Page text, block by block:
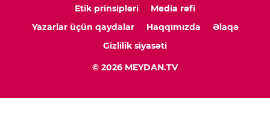
Etik prinsipləri
Media rəfi
Yazarlar üçün qaydalar
Haqqımızda
Əlaqə
Gizlilik siyasəti
© 2026 MEYDAN.TV